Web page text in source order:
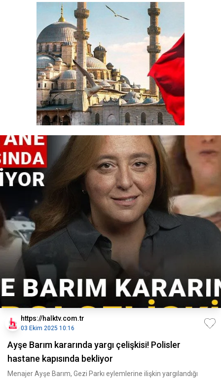
https://halktv.com.tr
03 Ekim 2025 10:16
Ayşe Barım kararında yargı çelişkisi! Polisler
hastane kapısında bekliyor
Menajer Ayşe Barım, Gezi Parkı eylemlerine ilişkin yargılandığı